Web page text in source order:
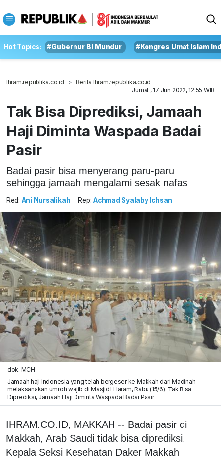
Hot Topics: #Gubernur BI Mundur #Kongres Umat Islam
Ihram.republika.co.id
Berita Ihram.republika.co.id
Jumat , 17 Jun 2022, 12:55 WIB
Tak Bisa Diprediksi, Jamaah
Haji Diminta Waspada Badai
Pasir
Badai pasir bisa menyerang paru-paru
sehingga jamaah mengalami sesak nafas
Red: Ani Nursalikah Rep: Achmad Syalaby Ichsan
dok. MCH
Jamaah haji Indonesia yang telah bergeser ke Makkah dari Madinah
melaksanakan umroh wajib di Masjidil Haram, Rabu (15/6). Tak Bisa
Diprediksi, Jamaah Haji Diminta Waspada Badai Pasir
IHRAM.CO.ID, MAKKAH -- Badai pasir di
Makkah, Arab Saudi tidak bisa diprediksi.
Kepala Seksi Kesehatan Daker Makkah